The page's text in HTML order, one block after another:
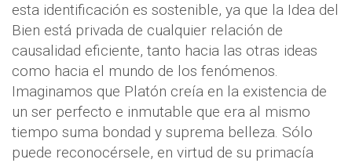
esta identificación es sostenible, ya que la Idea del
Bien está privada de cualquier relación de
causalidad eficiente, tanto hacia las otras ideas
como hacia el mundo de los fenómenos.
Imaginamos que Platón creía en la existencia de
un ser perfecto e inmutable que era al mismo
tiempo suma bondad y suprema belleza. Sólo
puede reconocérsele, en virtud de su primacía